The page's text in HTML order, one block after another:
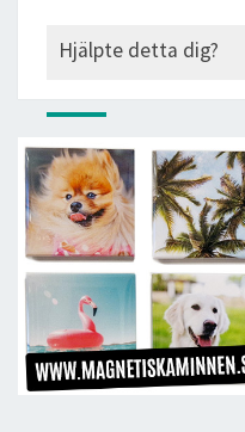
Hjälpte detta dig?